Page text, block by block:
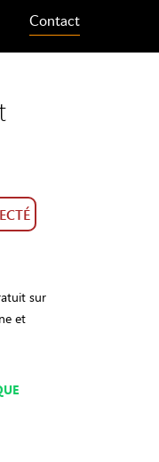
Contact
sur
et